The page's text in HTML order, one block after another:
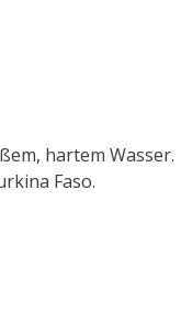
hartem Wasser.
Faso.